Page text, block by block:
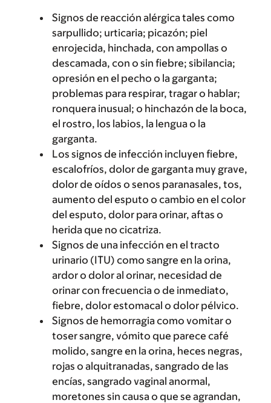
Signos de reacción alérgica tales como
sarpullido; urticaria; picazón; piel
enrojecida, hinchada, con ampollas o
descamada, con o sin fiebre; sibilancia;
opresión en el pecho o la garganta;
problemas para respirar, tragar o hablar;
ronquera inusual; o hinchazón de la boca,
el rostro, los labios, la lengua o la
garganta.
Los signos de infección incluyen fiebre,
escalofríos, dolor de garganta muy grave,
dolor de oídos o senos paranasales, tos,
aumento del esputo o cambio en el color
del esputo, dolor para orinar, aftas o
herida que no cicatriza.
Signos de una infección en el tracto
urinario (ITU) como sangre en la orina,
ardor o dolor al orinar, necesidad de
orinar con frecuencia o de inmediato,
fiebre, dolor estomacal o dolor pélvico.
Signos de hemorragia como vomitar o
toser sangre, vómito que parece café
molido, sangre en la orina, heces negras,
rojas o alquitranadas, sangrado de las
encías, sangrado vaginal anormal,
moretones sin causa o que se agrandan,